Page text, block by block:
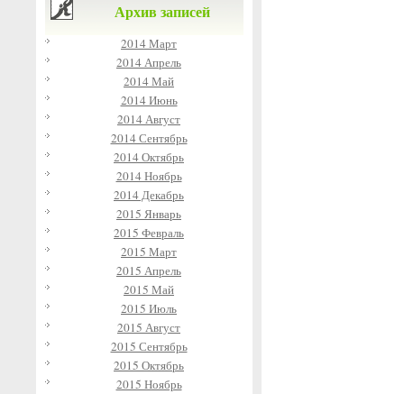
Архив записей
2014 Март
2014 Апрель
2014 Май
2014 Июнь
2014 Август
2014 Сентябрь
2014 Октябрь
2014 Ноябрь
2014 Декабрь
2015 Январь
2015 Февраль
2015 Март
2015 Апрель
2015 Май
2015 Июль
2015 Август
2015 Сентябрь
2015 Октябрь
2015 Ноябрь